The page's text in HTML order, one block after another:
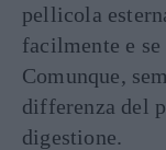
pellicola
facilmente e
Comunque,
differenza del
digestione.